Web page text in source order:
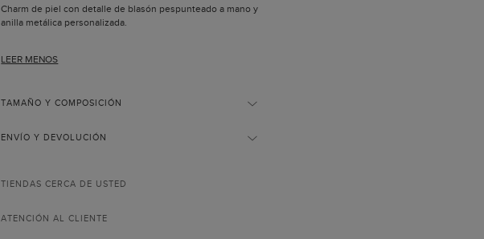
Charm de piel con detalle de blasón pespunteado a mano y
anilla metálica personalizada.
LEER MENOS
TAMAÑO Y COMPOSICIÓN
ENVÍO Y DEVOLUCIÓN
TIENDAS CERCA DE USTED
ATENCIÓN AL CLIENTE